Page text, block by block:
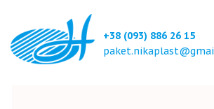
+38 (093) 886 26 15